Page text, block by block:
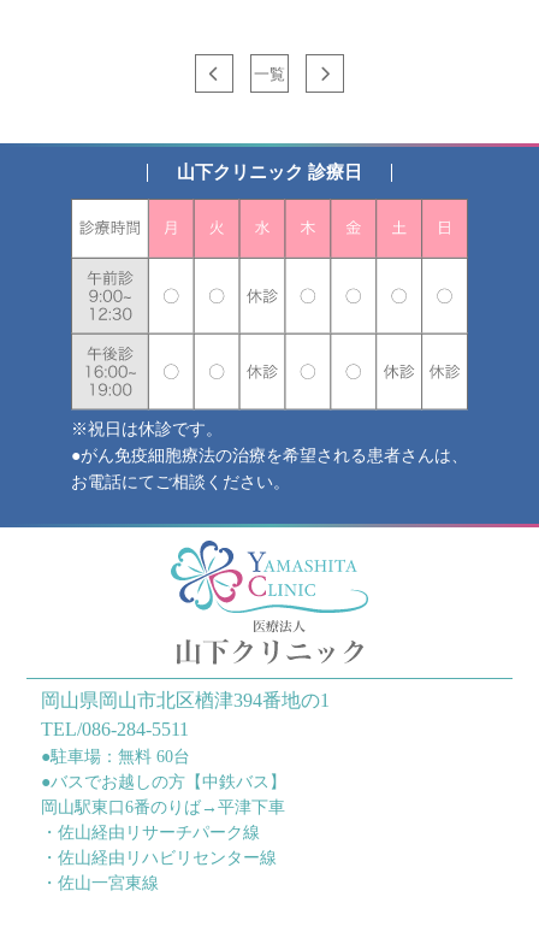
一覧
山下クリニック 診療日
※祝日は休診です。
●がん免疫細胞療法の治療を希望される患者さんは、
お電話にてご相談ください。
岡山県岡山市北区楢津394番地の1
TEL/086-284-5511
●駐車場：無料 60台
●バスでお越しの方【中鉄バス】
岡山駅東口6番のりば→平津下車
・佐山経由リサーチパーク線
・佐山経由リハビリセンター線
・佐山一宮東線